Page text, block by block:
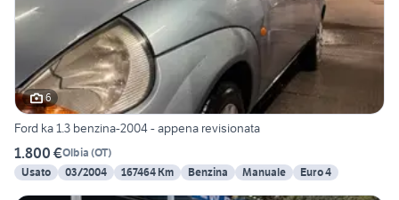
6
Ford ka 1.3 benzina-2004 - appena revisionata
1.800 €Olbia (OT)
Usato
03/2004 167464 Km Benzina Manuale Euro 4